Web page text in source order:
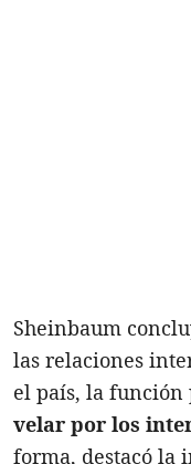
Sheinbaum
las relaciones
el país, la
velar por los
forma, destacó la